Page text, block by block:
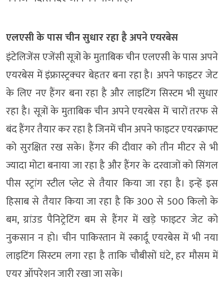
एलएसी के पास चीन सुधार रहा है अपने एयरबेस
इंटेलिजेंस एजेंसी सूत्रों के मुताबिक चीन एलएसी के पास अपने
एयरबेस में इंफ्रास्ट्रक्चर बेहतर बना रहा है। अपने फाइटर जेट
के लिए नए हैंगर बना रहा है और लाइटिंग सिस्टम भी सुधार
रहा है। सूत्रों के मुताबिक चीन अपने एयरबेस में चारों तरफ से
बंद हैंगर तैयार कर रहा है जिनमें चीन अपने फाइटर एयरक्राफ्ट
को सुरक्षित रख सके। हैंगर की दीवार को तीन मीटर से भी
ज्यादा मोटा बनाया जा रहा है और हैंगर के दरवाजों को सिंगल
पीस स्ट्रांग स्टील प्लेट से तैयार किया जा रहा है। इन्हें इस
हिसाब से तैयार किया जा रहा है कि 300 से 500 किलो के
बम, ग्रांउड पैनिट्रेटिंग बम​​ से हैंगर में खड़े फाइटर जेट को
नुकसान न हो। चीन पाकिस्तान में स्कार्दू एयरबेस में भी नया
लाइटिंग सिस्टम लगा रहा है ताकि चौबीसों घंटे, हर मौसम में
एयर ऑपरेशन जारी रखा जा सके।